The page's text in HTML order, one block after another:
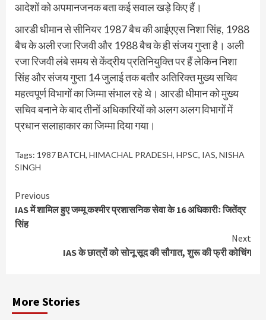
आदेशों को अपमानजनक बता कई सवाल खड़े किए हैं।
आरडी धीमान से सीनियर 1987 बैच की आईएएस निशा सिंह, 1988
बैच के अली रजा रिजवी और 1988 बैच के ही संजय गुप्ता है। अली
रजा रिजवी लंबे समय से केंद्रीय प्रतिनियुक्ति पर हैं लेकिन निशा
सिंह और संजय गुप्ता 14 जुलाई तक बतौर अतिरिक्त मुख्य सचिव
महत्वपूर्ण विभागों का जिम्मा संभाल रहे थे। आरडी धीमान को मुख्य
सचिव बनाने के बाद तीनों अधिकारियों को अलग अलग विभागों में
प्रधान सलाहाकार का जिम्मा दिया गया।
Tags: 1987 BATCH, HIMACHAL PRADESH, HPSC, IAS, NISHA
SINGH
Continue
Reading
Previous
IAS में शामिल हुए जम्मू कश्मीर प्रशासनिक सेवा के 16 अधिकारीः जितेंद्र
सिंह
Next
IAS के छात्रों को सोनू सूद की सौगात, शुरू की फ्री कोचिंग
More Stories